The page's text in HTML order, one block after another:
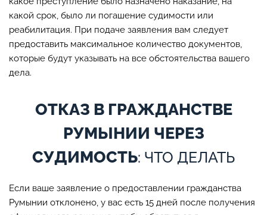
какой срок, было ли погашение судимости или
реабилитация. При подаче заявления вам следует
предоставить максимальное количество документов,
которые будут указывать на все обстоятельства вашего
дела.
ОТКАЗ В ГРАЖДАНСТВЕ
РУМЫНИИ ЧЕРЕЗ
СУДИМОСТЬ: ЧТО ДЕЛАТЬ
Если ваше заявление о предоставлении гражданства
Румынии отклонено, у вас есть 15 дней после получения